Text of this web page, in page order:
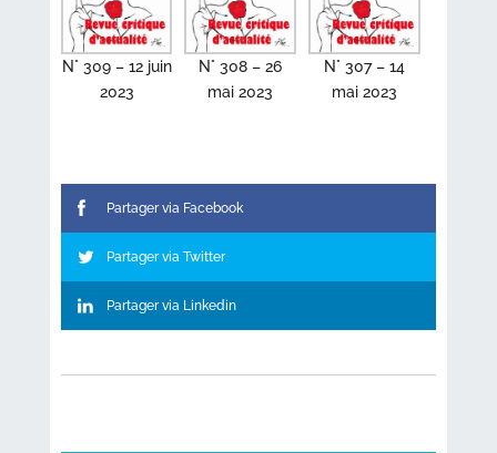
N° 309 – 12 juin
2023
N° 308 – 26
mai 2023
N° 307 – 14
mai 2023
Partager via Facebook
Partager via Twitter
Partager via Linkedin